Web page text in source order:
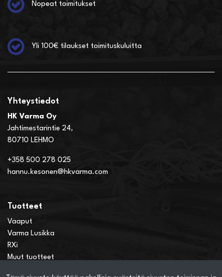
Nopeat toimitukset
Yli 100€ tilaukset toimituskuluitta
Yhteystiedot
HK Varma Oy
Jahtimestarintie 24,
80710 LEHMO
+358 500 278 025
hannu.kesonen@hkvarma.com
Tuotteet
Vaaput
Varma Lusikka
RXi
Muut tuotteet